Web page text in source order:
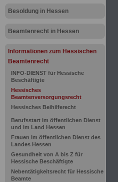
Besoldung in Hessen
Beamtenrecht in Hessen
Informationen zum Hessischen
Beamtenrecht
INFO-DIENST für Hessische
Beschäftigte
Hessisches
Beamtenversorgungsrecht
Hessisches Beihilferecht
Berufsstart im öffentlichen Dienst
und im Land Hessen
Frauen im öffentlichen Dienst des
Landes Hessen
Gesundheit von A bis Z für
Hessische Beschäftigte
Nebentätigkeitsrecht für Hessische
Beamte